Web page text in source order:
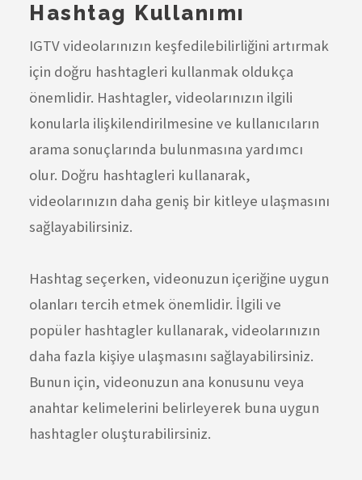
Hashtag Kullanımı
IGTV videolarınızın keşfedilebilirliğini artırmak
için doğru hashtagleri kullanmak oldukça
önemlidir. Hashtagler, videolarınızın ilgili
konularla ilişkilendirilmesine ve kullanıcıların
arama sonuçlarında bulunmasına yardımcı
olur. Doğru hashtagleri kullanarak,
videolarınızın daha geniş bir kitleye ulaşmasını
sağlayabilirsiniz.
Hashtag seçerken, videonuzun içeriğine uygun
olanları tercih etmek önemlidir. İlgili ve
popüler hashtagler kullanarak, videolarınızın
daha fazla kişiye ulaşmasını sağlayabilirsiniz.
Bunun için, videonuzun ana konusunu veya
anahtar kelimelerini belirleyerek buna uygun
hashtagler oluşturabilirsiniz.